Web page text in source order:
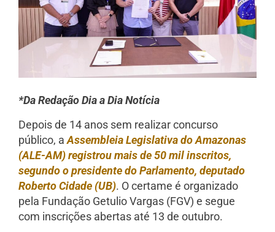
*Da Redação Dia a Dia Notícia
Depois de 14 anos sem realizar concurso
público, aAssembleia Legislativa do Amazonas
(ALE-AM) registrou mais de 50 mil inscritos,
segundo o presidente do Parlamento, deputado
Roberto Cidade (UB). O certame é organizado
pela Fundação Getulio Vargas (FGV) e segue
com inscrições abertas até 13 de outubro.